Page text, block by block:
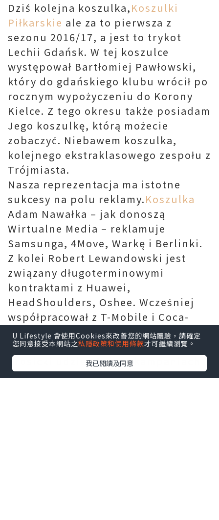
Dziś kolejna koszulka,Koszulki
Piłkarskie ale za to pierwsza z
sezonu 2016/17, a jest to trykot
Lechii Gdańsk. W tej koszulce
występował Bartłomiej Pawłowski,
który do gdańskiego klubu wrócił po
rocznym wypożyczeniu do Korony
Kielce. Z tego okresu także posiadam
Jego koszulkę, którą możecie
zobaczyć. Niebawem koszulka,
kolejnego ekstraklasowego zespołu z
Trójmiasta.
Nasza reprezentacja ma istotne
sukcesy na polu reklamy.Koszulka
Adam Nawałka – jak donoszą
Wirtualne Media – reklamuje
Samsunga, 4Move, Warkę i Berlinki.
Z kolei Robert Lewandowski jest
związany długoterminowymi
kontraktami z Huawei,
HeadShoulders, Oshee. Wcześniej
współpracował z T-Mobile i Coca-
Colą. Z kolei Kamil Glik jest twarzą
Rexony i Blachotrapezu. Kamil
Grosicki udzielał się w kampaniach
reklamowych energetyków marki
U Lifestyle 會使用Cookies來改善您的網站體驗，請確定
您同意接受本網站之私隱政策和使用條款才可繼續瀏覽。
我已閱讀及同意